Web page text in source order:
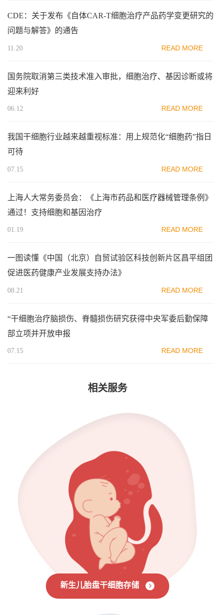
CDE：关于发布《自体CAR-T细胞治疗产品药学变更研究的
问题与解答》的通告
11.20 READ MORE
国务院取消第三类技术准入审批，细胞治疗、基因诊断或将
迎来利好
06.12 READ MORE
我国干细胞行业越来越重视标准：用上规范化“细胞药”指日
可待
07.15 READ MORE
上海人大常务委员会：《上海市药品和医疗器械管理条例》
通过！支持细胞和基因治疗
01.19 READ MORE
一图读懂《中国（北京）自贸试验区科技创新片区昌平组团
促进医药健康产业发展支持办法》
08.21 READ MORE
“干细胞治疗脑损伤、脊髓损伤研究获得中央军委后勤保障
部立项并开放申报
07.15 READ MORE
相关服务
新生儿胎盘干细胞存储